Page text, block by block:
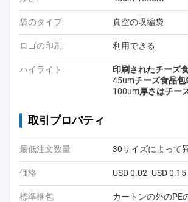
袋のタイプ: 真空の収縮袋
ロゴの印刷: 利用できる
ハイライト: 印刷されたチーズ
45umチーズ食品包
100um厚さはチー
取引プロパティ
最低注文数量 30サイズによって
価格 USD 0.02 -USD 0.15
標準梱包 カートンの外のPE